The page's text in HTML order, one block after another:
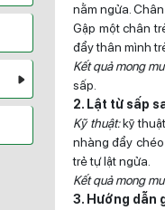
nằm ngửa.
Gập một chân
đẩy thân mình
Kết quả mong
sấp.
2. Lật từ sấp
Kỹ thuật:kỹ
nhàng đẩy
trẻ tự lật ngửa.
Kết quả mong
3. Hướng dẫn